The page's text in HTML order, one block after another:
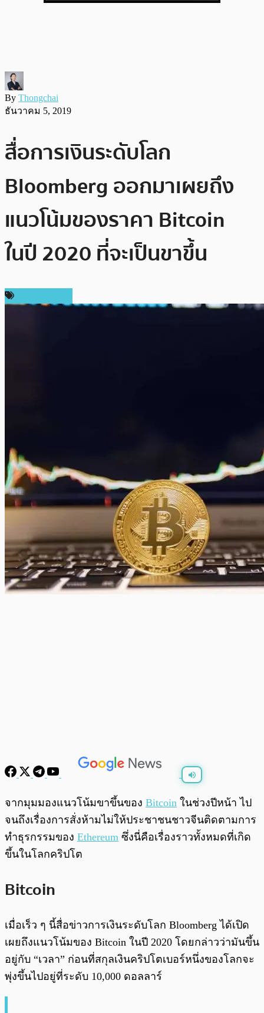
By Thongchai
ธันวาคม 5, 2019
สื่อการเงินระดับโลก
Bloomberg ออกมาเผยถึง
แนวโน้มของราคา Bitcoin
ในปี 2020 ที่จะเป็นขาขึ้น
0:00/ 0:00
จากมุมมองแนวโน้มขาขึ้นของ Bitcoin ในช่วงปีหน้า ไป
จนถึงเรื่องการสั่งห้ามไม่ให้ประชาชนชาวจีนติดตามการ
ทำธุรกรรมของ Ethereum ซึ่งนี่คือเรื่องราวทั้งหมดที่เกิด
ขึ้นในโลกคริปโต
Bitcoin
เมื่อเร็ว ๆ นี้สื่อข่าวการเงินระดับโลก Bloomberg ได้เปิด
เผยถึงแนวโน้มของ Bitcoin ในปี 2020 โดยกล่าวว่ามันขึ้น
อยู่กับ “เวลา” ก่อนที่สกุลเงินคริปโตเบอร์หนึ่งของโลกจะ
พุ่งขึ้นไปอยู่ที่ระดับ 10,000 ดอลลาร์